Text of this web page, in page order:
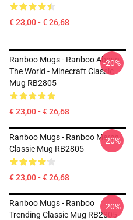
€ 23,00 - € 26,68
Ranboo Mugs - Ranboo Above
The World - Minecraft Classic
Mug RB2805
€ 23,00 - € 26,68
-20%
Ranboo Mugs - Ranboo Merch
Classic Mug RB2805
€ 23,00 - € 26,68
-20%
Ranboo Mugs - Ranboo
Trending Classic Mug RB2805
-20%